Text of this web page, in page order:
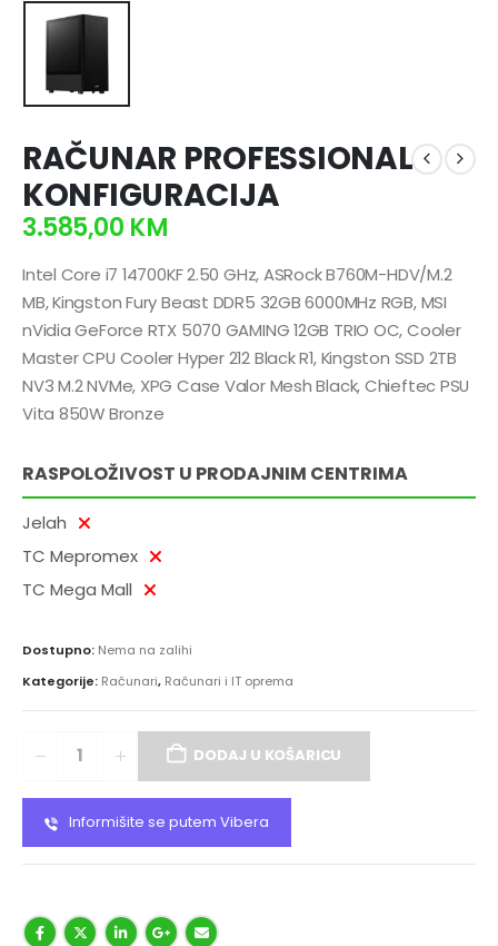
RAČUNAR PROFESSIONAL
KONFIGURACIJA
3.585,00 KM
Intel Core i7 14700KF 2.50 GHz, ASRock B760M-HDV/M.2
MB, Kingston Fury Beast DDR5 32GB 6000MHz RGB, MSI
nVidia GeForce RTX 5070 GAMING 12GB TRIO OC, Cooler
Master CPU Cooler Hyper 212 Black R1, Kingston SSD 2TB
NV3 M.2 NVMe, XPG Case Valor Mesh Black, Chieftec PSU
Vita 850W Bronze
RASPOLOŽIVOST U PRODAJNIM CENTRIMA
Jelah
TC Mepromex
TC Mega Mall
Dostupno: Nema na zalihi
Kategorije: Računari, Računari i IT oprema
DODAJ U KOŠARICU
Informišite se putem Vibera